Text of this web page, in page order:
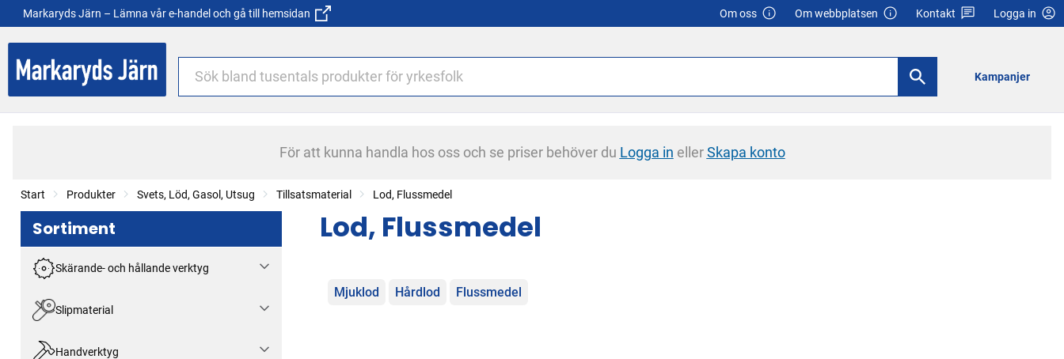
Markaryds Järn – Lämna vår e-handel och gå till hemsidan Om oss Om webbplatsen Kontakt Logga in
Kampanjer
För att kunna handla hos oss och se priser behöver du Logga in ellerSkapa konto
Start Produkter Svets, Löd, Gasol, Utsug Tillsatsmaterial Lod, Flussmedel
Sortiment
Skärande- och hållande verktyg
Slipmaterial
Handverktyg
Lod, Flussmedel
Kategorier
Mjuklod Hårdlod Flussmedel